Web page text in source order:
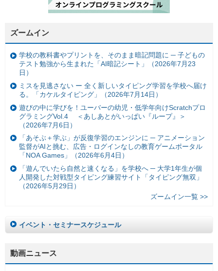
ズームイン
学校の教科書やプリントを、そのまま暗記問題に ─ 子どもの
テスト勉強から生まれた「AI暗記シート」（2026年7月23
日）
ミスを見逃さない ー 全く新しいタイピング学習を学校へ届け
る。「カケルタイピング」（2026年7月14日）
遊びの中に学びを！ユーバーの幼児・低学年向けScratchプロ
グラミングVol.4 ＜あしあとがいっぱい『ループ』＞
（2026年7月6日）
「あそぶ＋学ぶ」が反復学習のエンジンに ─ アニメーション
監督がAIと挑む、広告・ログインなしの教育ゲームポータル
「NOA Games」（2026年6月4日）
「遊んでいたら自然と速くなる」を学校へ ─ 大学1年生が個
人開発した対戦型タイピング練習サイト「タイピング無双」
（2026年5月29日）
ズームイン一覧 >>
イベント・セミナースケジュール
動画ニュース